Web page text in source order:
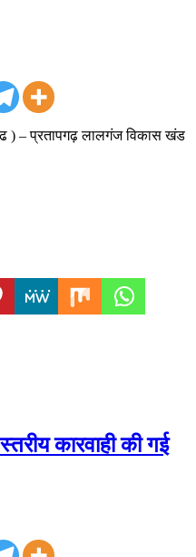
) – प्रतापगढ़ लालगंज विकास खंड
कारवाही की गई